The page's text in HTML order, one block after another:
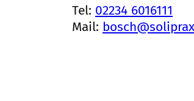
Tel: 02234 6016111
Mail: